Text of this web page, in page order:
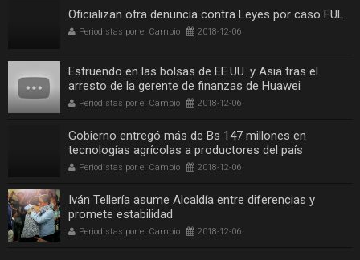
Oficializan otra denuncia contra Leyes por caso FUL
Periodistas por el Cambio 2018-12-06
Estruendo en las bolsas de EE.UU. y Asia tras el
arresto de la gerente de finanzas de Huawei
Periodistas por el Cambio 2018-12-06
Gobierno entregó más de Bs 147 millones en
tecnologías agrícolas a productores del país
Periodistas por el Cambio 2018-12-06
Iván Tellería asume Alcaldía entre diferencias y
promete estabilidad
Periodistas por el Cambio 2018-12-06